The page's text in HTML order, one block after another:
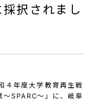
択されまし
４年度大学教育再生戦
SPARC～」に、岐阜